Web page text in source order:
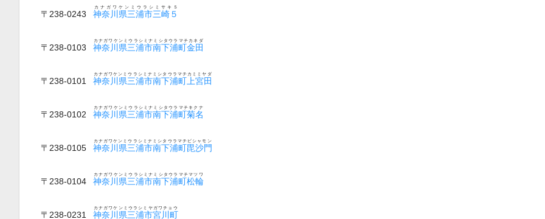
〒238-0243 神奈川県三浦市三崎５
カナガワケンミウラシミサキ５
〒238-0103 神奈川県三浦市南下浦町金田
カナガワケンミウラシミナミシタウラマチカネダ
〒238-0101 神奈川県三浦市南下浦町上宮田
カナガワケンミウラシミナミシタウラマチカミミヤダ
〒238-0102 神奈川県三浦市南下浦町菊名
カナガワケンミウラシミナミシタウラマチキクナ
〒238-0105 神奈川県三浦市南下浦町毘沙門
カナガワケンミウラシミナミシタウラマチビシャモン
〒238-0104 神奈川県三浦市南下浦町松輪
カナガワケンミウラシミナミシタウラマチマツワ
〒238-0231 神奈川県三浦市宮川町
カナガワケンミウラシミヤガワチョウ